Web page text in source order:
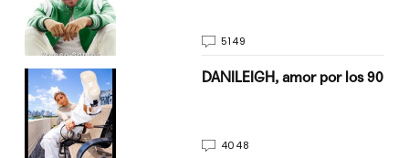
5149
DANILEIGH, amor por los 90
4048